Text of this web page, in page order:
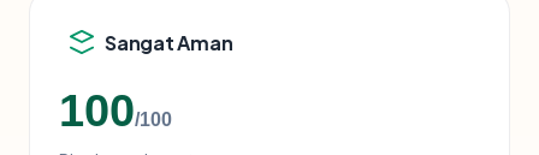
Sangat Aman
100/100